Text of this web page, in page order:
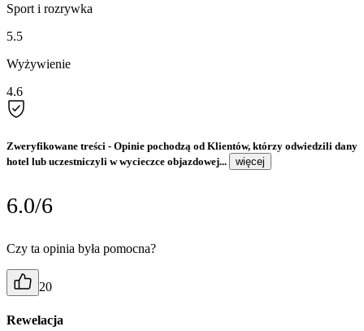
Sport i rozrywka
5.5
Wyżywienie
4.6
Zweryfikowane treści - Opinie pochodzą od Klientów, którzy odwiedzili dany
hotel lub uczestniczyli w wycieczce objazdowej...
więcej
6.0/6
Czy ta opinia była pomocna?
20
Rewelacja